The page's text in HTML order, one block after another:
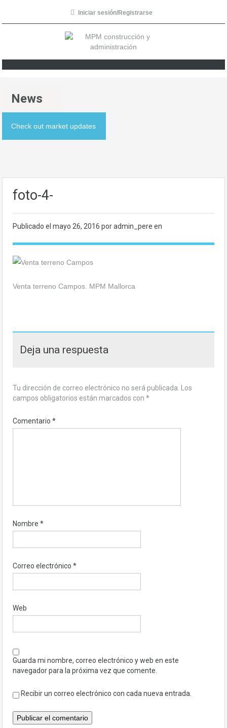
Iniciar sesión/Registrarse
News
Check out market updates
foto-4-
Publicado el mayo 26, 2016 por admin_pere en
Venta terreno Campos. MPM Mallorca
Deja una respuesta
Tu dirección de correo electrónico no será publicada.
Los
campos obligatorios están marcados con *
Comentario *
Nombre *
Correo electrónico *
Web
Guarda mi nombre, correo electrónico y web en este
navegador para la próxima vez que comente.
Recibir un correo electrónico con cada nueva entrada.